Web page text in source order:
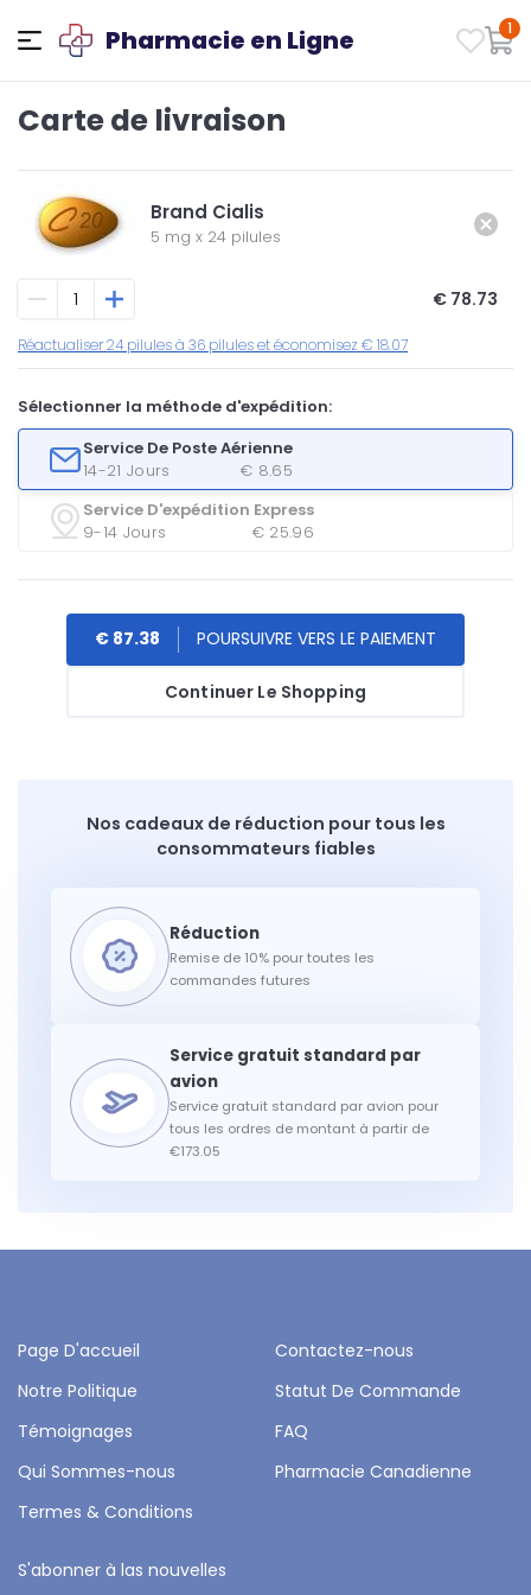
Pharmacie en Ligne 1
Carte de livraison
Brand Cialis
5 mg x 24 pilules
€ 78.73
Réactualiser 24 pilules à 36 pilules et économisez € 18.07
Sélectionner la méthode d'expédition:
Service De Poste Aérienne
14-21 Jours
€ 8.65
Service D'expédition Express
9-14 Jours
€ 25.96
Continuer Le Shopping
€ 87.38
Nos cadeaux de réduction pour tous les
consommateurs fiables
Remise de 10% pour toutes les
commandes futures
Service gratuit standard par avion pour
tous les ordres de montant à partir de
€173.05
Page D'accueil
Contactez-nous
Notre Politique
Statut De Commande
Témoignages
FAQ
Qui Sommes-nous
Pharmacie Canadienne
Termes & Conditions
S'abonner à las nouvelles